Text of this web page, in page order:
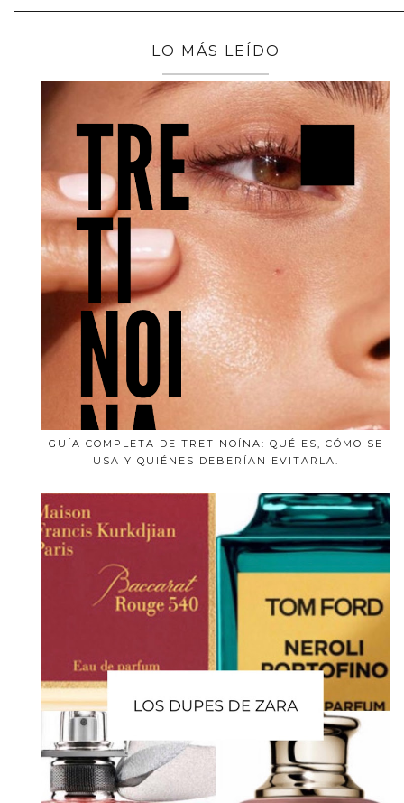
LO MÁS LEÍDO
GUÍA COMPLETA DE TRETINOÍNA: QUÉ ES, CÓMO SE
USA Y QUIÉNES DEBERÍAN EVITARLA.